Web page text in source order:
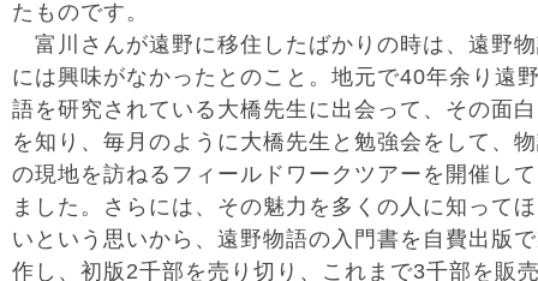
たものです。
富川さんが遠野に移住したばかりの時は、遠野
には興味がなかったとのこと。地元で40年余り遠
語を研究されている大橋先生に出会って、その面
を知り、毎月のように大橋先生と勉強会をして、
の現地を訪ねるフィールドワークツアーを開催し
ました。さらには、その魅力を多くの人に知って
いという思いから、遠野物語の入門書を自費出版
作し、初版2千部を売り切り、これまで3千部を販